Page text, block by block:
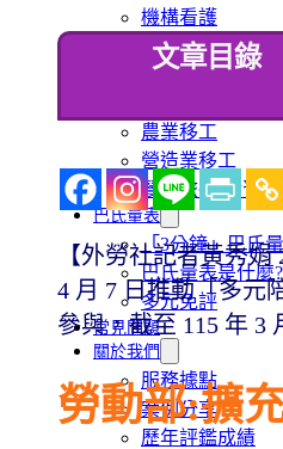
機構看護
資源回收業移工
製造業移工
農業移工
營造業移工
餐飲旅宿-實習
巴氏量表
「3分鐘」巴氏
巴氏量表是什麼?
多元免評
常見問題
關於我們
服務據點
案例分享
歷年評鑑成績
文章目錄
【外勞社記者黃秀
4 月 7 日推動「多元
參與，截至 115 年 3
勞動部:擴